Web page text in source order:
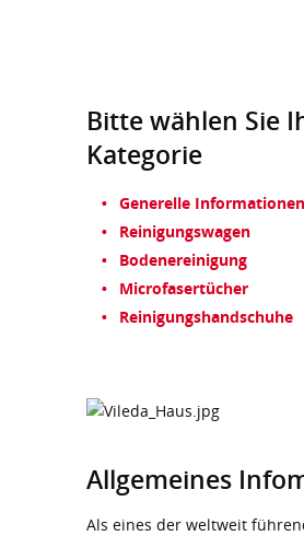
Bitte wählen Sie
Kategorie
Generelle Informationen
Reinigungswagen
Bodenereinigung
Microfasertücher
Reinigungshandschuhe
Allgemeines
Als eines der weltweit